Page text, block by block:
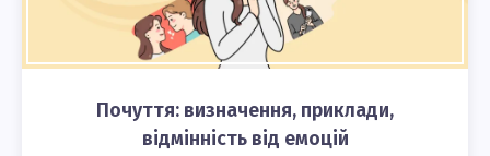
Почуття: визначення, приклади,
відмінність від емоцій